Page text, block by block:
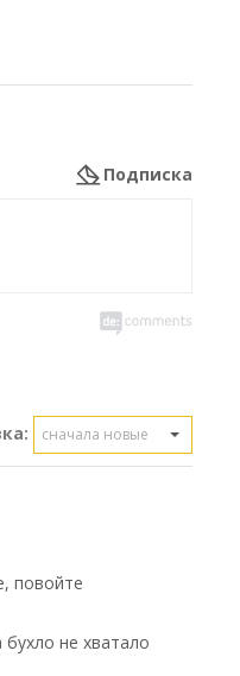
Подписка
сначала новые
повойте
не хватало